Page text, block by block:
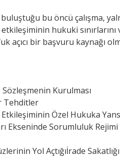
bu öncü çalışma,
hukuki sınırlarını
bir başvuru kaynağı
Kurulması
Tehditler
Özel Hukuka
Ekseninde Sorumluluk Rejimi
Yol Açtığıİrade